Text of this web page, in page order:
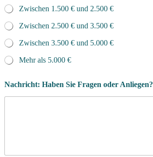
Zwischen 1.500 € und 2.500 €
Zwischen 2.500 € und 3.500 €
Zwischen 3.500 € und 5.000 €
Mehr als 5.000 €
Nachricht: Haben Sie Fragen oder Anliegen?